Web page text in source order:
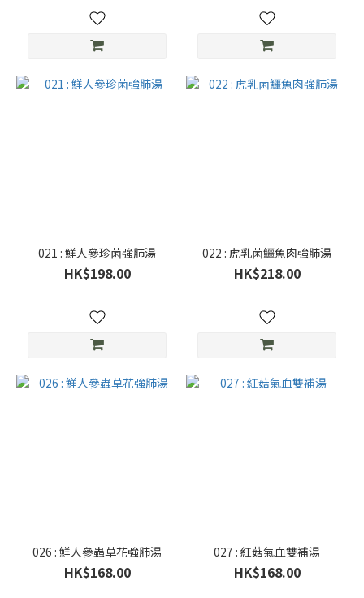
021 : 鮮人參珍菌強肺湯
HK$198.00
022 : 虎乳菌鱷魚肉強肺湯
HK$218.00
026 : 鮮人參蟲草花強肺湯
HK$168.00
027 : 紅菇氣血雙補湯
HK$168.00